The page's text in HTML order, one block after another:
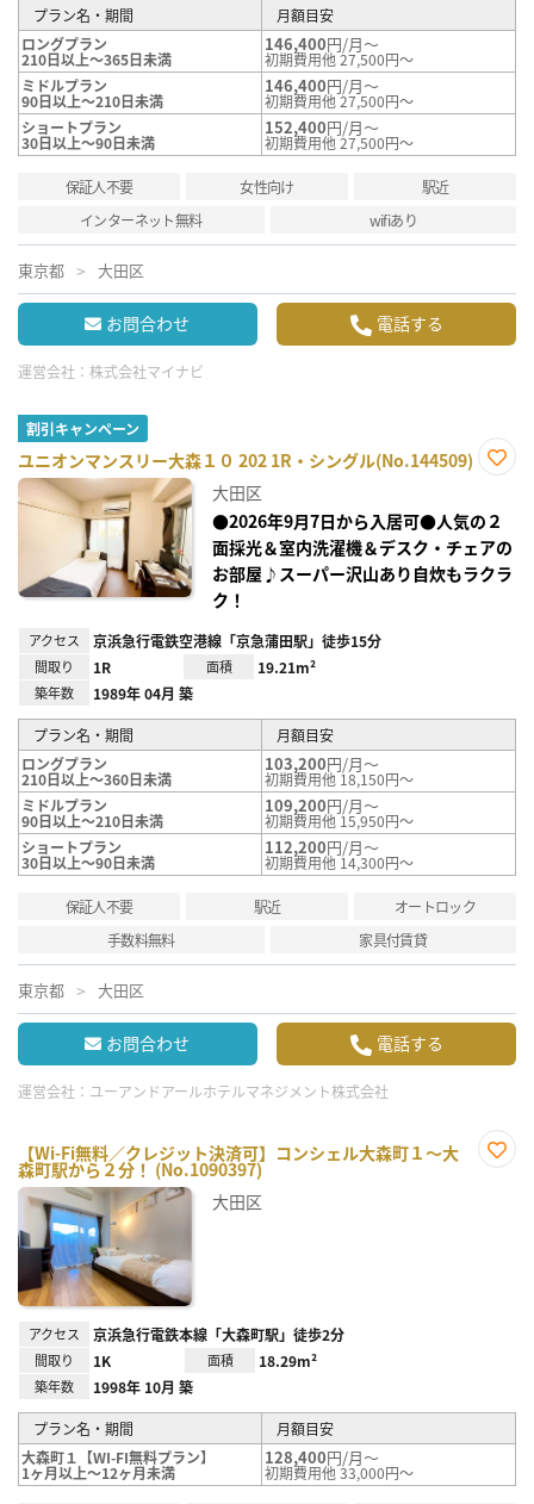
プラン名・期間
月額目安
ロングプラン
210日以上～365日未満
146,400円/月～
初期費用他 27,500円～
ミドルプラン
90日以上～210日未満
146,400円/月～
初期費用他 27,500円～
ショートプラン
30日以上～90日未満
152,400円/月～
初期費用他 27,500円～
保証人不要 女性向け
駅近
インターネット無料
wifiあり
東京都 大田区
お問合わせ 電話する
運営会社： 株式会社マイナビ
割引キャンペーン
ユニオンマンスリー大森１０ 202 1R・シングル(No.144509)
り登
録
大田区
●2026年9月7日から入居可●人気の２
面採光＆室内洗濯機＆デスク・チェアの
お部屋♪スーパー沢山あり自炊もラクラ
ク！
アクセス 京浜急行電鉄空港線「京急蒲田駅」徒歩15分
間取り 1R 面積 19.21m²
築年数 1989年 04月 築
プラン名・期間
月額目安
ロングプラン
210日以上～360日未満
103,200円/月～
初期費用他 18,150円～
ミドルプラン
90日以上～210日未満
109,200円/月～
初期費用他 15,950円～
ショートプラン
30日以上～90日未満
112,200円/月～
初期費用他 14,300円～
保証人不要 駅近
オートロック
手数料無料
家具付賃貸
東京都 大田区
お問合わせ 電話する
運営会社： ユーアンドアールホテルマネジメント株式会社
【Wi-Fi無料／クレジット決済可】コンシェル大森町１～大
森町駅から２分！ (No.1090397)
大田区
アクセス 京浜急行電鉄本線「大森町駅」徒歩2分
間取り 1K 面積 18.29m²
築年数 1998年 10月 築
プラン名・期間
月額目安
大森町１【WI-FI無料プラン】
1ヶ月以上～12ヶ月未満
128,400円/月～
初期費用他 33,000円～